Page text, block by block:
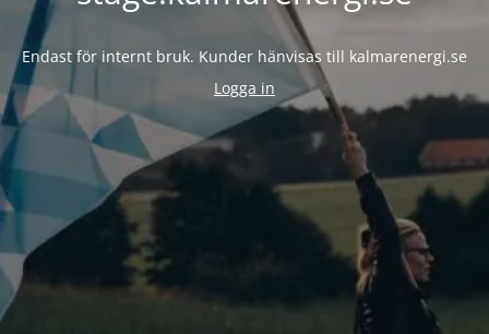
Endast för internt bruk. Kunder hänvisas till kalmarenergi.se
Logga in